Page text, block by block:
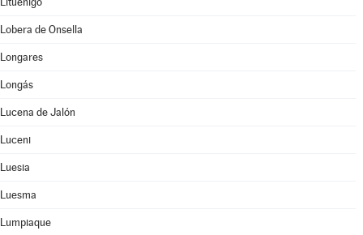
Lobera de Onsella
Longares
Longás
Lucena de Jalón
Luceni
Luesia
Luesma
Lumpiaque